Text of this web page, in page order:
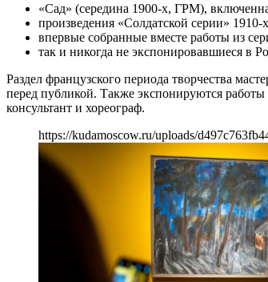
«Сад» (середина 1900-х, ГРМ),
произведения «Солдатской серии»
впервые собранные вместе работы из
так и никогда не экспонировавшиеся в
Раздел французского периода творчества
перед публикой. Также экспонируются работы
консультант и хореограф.
https://kudamoscow.ru/uploads/